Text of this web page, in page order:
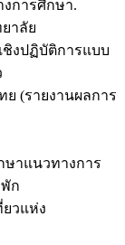
งการศึกษา.
าลัย
ชิงปฏิบัติการแบบ
(รายงานผลการ
ษาแนวทางการ
ก
ยวแห่ง